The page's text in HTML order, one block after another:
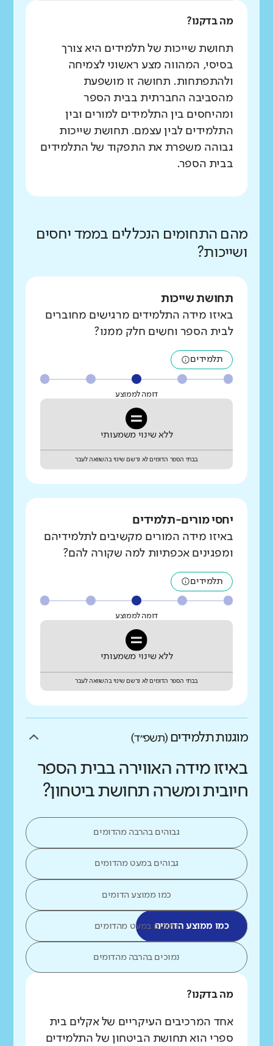
מה בדקנו?
תחושת שייכות של תלמידים היא צורך
בסיסי, המהווה מצע ראשוני לצמיחה
ולהתפתחות. תחושה זו מושפעת
מהסביבה החברתית בבית הספר
ומהיחסים בין התלמידים למורים ובין
התלמידים לבין עצמם. תחושת שייכות
גבוהה משפרת את התפקוד של התלמידים
בבית הספר.
מהם התחומים הנכללים בממד יחסים
ושייכות?
תחושת שייכות
באיזו מידה התלמידים מרגישים מחוברים
לבית הספר וחשים חלק ממנו?
תלמידים
דומה לממוצע
ללא שינוי משמעותי
בבתי הספר הדומים לא נרשם שינוי בהשוואה לעבר
יחסי מורים-תלמידים
באיזו מידה המורים מקשיבים לתלמידיהם
ומפגינים אכפתיות למה שקורה להם?
תלמידים
דומה לממוצע
ללא שינוי משמעותי
בבתי הספר הדומים לא נרשם שינוי בהשוואה לעבר
מוגנות תלמידים (תשפ״ד)
באיזו מידה האווירה בבית הספר
חיובית ומשרה תחושת ביטחון?
גבוהים בהרבה מהדומים
גבוהים במעט מהדומים
כמו ממוצע הדומים
כמו ממוצע הדומיםנמוכים במעט מהדומים
נמוכים בהרבה מהדומים
מה בדקנו?
אחד המרכיבים העיקריים של אקלים בית
ספרי הוא תחושת הביטחון של התלמידים